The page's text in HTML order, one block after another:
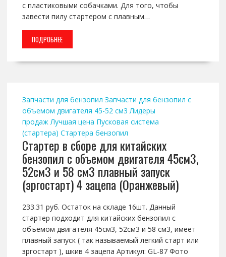
с пластиковыми собачками. Для того, чтобы
завести пилу стартером с плавным…
ПОДРОБНЕЕ
Запчасти для бензопил Запчасти для бензопил с
объемом двигателя 45-52 см3 Лидеры
продаж Лучшая цена Пусковая система
(стартера) Стартера бензопил
Стартер в сборе для китайских
бензопил с объемом двигателя 45см3,
52см3 и 58 см3 плавный запуск
(эргостарт) 4 зацепа (Оранжевый)
233.31 руб. Остаток на складе 16шт. Данный
стартер подходит для китайских бензопил с
объемом двигателя 45см3, 52см3 и 58 см3, имеет
плавный запуск ( так называемый легкий старт или
эргостарт ), шкив 4 зацепа Артикул: GL-87 Фото